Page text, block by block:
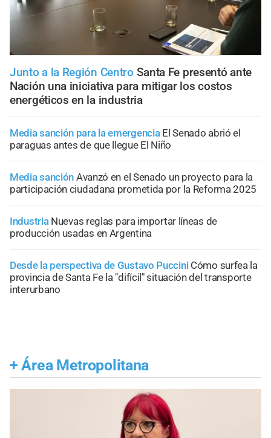
Junto a la Región Centro Santa Fe presentó ante
Nación una iniciativa para mitigar los costos
energéticos en la industria
Media sanción para la emergencia El Senado abrió el
paraguas antes de que llegue El Niño
Media sanción Avanzó en el Senado un proyecto para la
participación ciudadana prometida por la Reforma 2025
Industria Nuevas reglas para importar líneas de
producción usadas en Argentina
Desde la perspectiva de Gustavo Puccini Cómo surfea la
provincia de Santa Fe la "difícil" situación del transporte
interurbano
+ Área Metropolitana